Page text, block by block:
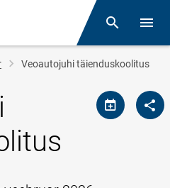
Otsing
Veoautojuhi täienduskoolitus